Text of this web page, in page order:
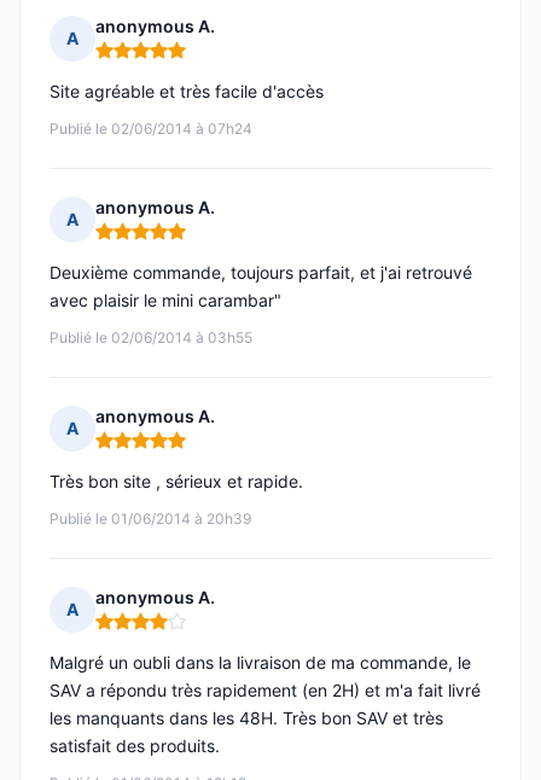
A
anonymous A.
Note : 5 sur 5
Publié le 02/06/2014 à 07h24
Site agréable et très facile d'accès
A
anonymous A.
Note : 5 sur 5
Publié le 02/06/2014 à 03h55
Deuxième commande, toujours parfait, et j'ai retrouvé
avec plaisir le mini carambar"
A
anonymous A.
Note : 5 sur 5
Publié le 01/06/2014 à 20h39
Très bon site , sérieux et rapide.
A
anonymous A.
Note : 4 sur 5
Malgré un oubli dans la livraison de ma commande, le
SAV a répondu très rapidement (en 2H) et m'a fait livré
les manquants dans les 48H. Très bon SAV et très
satisfait des produits.